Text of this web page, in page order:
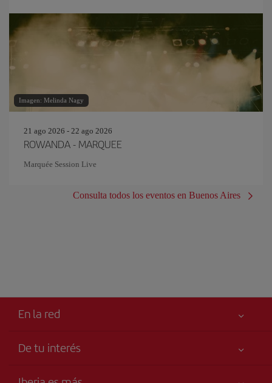
Imagen: Melinda Nagy
21 ago 2026 - 22 ago 2026
ROWANDA - MARQUEE
Marquée Session Live
Consulta todos los eventos en Buenos Aires
En la red
De tu interés